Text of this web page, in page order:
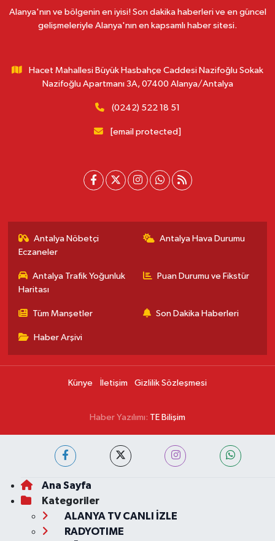
Alanya'nın ve bölgenin en iyisi! Son dakika haberleri ve en güncel
gelişmeleriyle Alanya'nın en kapsamlı haber sitesi.
Hacet Mahallesi Büyük Hasbahçe Caddesi Nazifoğlu Sokak
Nazifoğlu Apartmanı 3A, 07400 Alanya/Antalya
(0242) 522 18 51
[email protected]
Antalya Nöbetçi
Eczaneler
Antalya Hava Durumu
Antalya Trafik Yoğunluk
Haritası
Puan Durumu ve Fikstür
Tüm Manşetler Son Dakika Haberleri
Haber Arşivi
Künye İletişim Gizlilik Sözleşmesi
Haber Yazılımı: TE Bilişim
Ana Sayfa
Kategoriler
ALANYA TV CANLI İZLE
RADYOTIME